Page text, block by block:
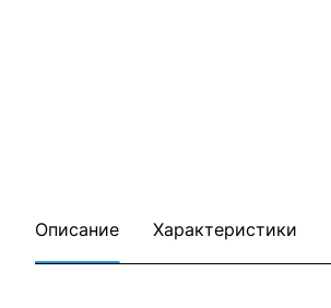
Описание Характеристики